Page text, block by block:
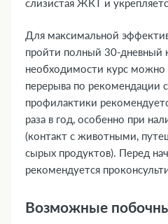
Для максимальной
пройти полный 30-дневный
необходимости курс можно
перерыва по рекомендации
профилактики
раза в год, особенно при
(контакт с животными,
сырых продуктов). Перед
рекомендуется
Возможные